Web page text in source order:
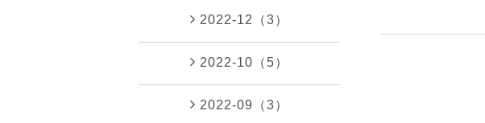
2022-12（3）
2022-10（5）
2022-09（3）